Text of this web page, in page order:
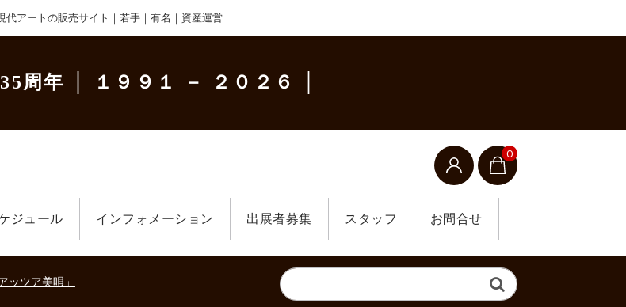
代アートの販売サイト｜若手｜有名｜資産運営
周年 │ １９９１ － ２０２６ │
0
ジュール インフォメーション 出展者募集 スタッフ お問合せ
阪 ～二都物語～」
～二都物語～」